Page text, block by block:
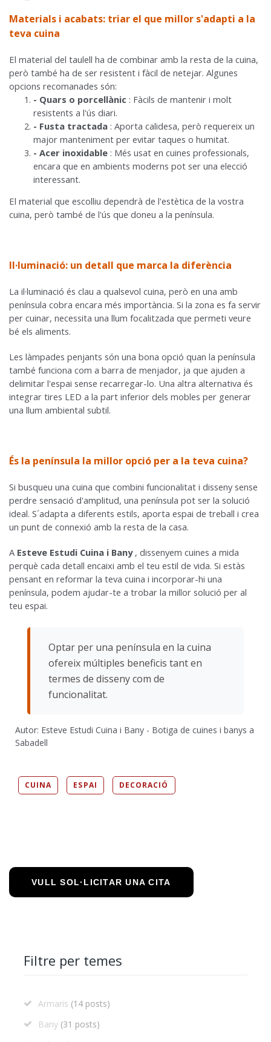
Materials i acabats: triar el que millor s'adapti a la
teva cuina
El material del taulell ha de combinar amb la resta de la cuina,
però també ha de ser resistent i fàcil de netejar. Algunes
opcions recomanades són:
- Quars o porcellànic : Fàcils de mantenir i molt
resistents a l'ús diari.
- Fusta tractada : Aporta calidesa, però requereix un
major manteniment per evitar taques o humitat.
- Acer inoxidable : Més usat en cuines professionals,
encara que en ambients moderns pot ser una elecció
interessant.
El material que escolliu dependrà de l'estètica de la vostra
cuina, però també de l'ús que doneu a la península.
Il·luminació: un detall que marca la diferència
La il·luminació és clau a qualsevol cuina, però en una amb
península cobra encara més importància. Si la zona es fa servir
per cuinar, necessita una llum focalitzada que permeti veure
bé els aliments.
Les làmpades penjants són una bona opció quan la península
també funciona com a barra de menjador, ja que ajuden a
delimitar l'espai sense recarregar-lo. Una altra alternativa és
integrar tires LED a la part inferior dels mobles per generar
una llum ambiental subtil.
És la península la millor opció per a la teva cuina?
Si busqueu una cuina que combini funcionalitat i disseny sense
perdre sensació d'amplitud, una península pot ser la solució
ideal. S´adapta a diferents estils, aporta espai de treball i crea
un punt de connexió amb la resta de la casa.
A Esteve Estudi Cuina i Bany , dissenyem cuines a mida
perquè cada detall encaixi amb el teu estil de vida. Si estàs
pensant en reformar la teva cuina i incorporar-hi una
península, podem ajudar-te a trobar la millor solució per al
teu espai.
Optar per una península en la cuina
ofereix múltiples beneficis tant en
termes de disseny com de
funcionalitat.
Autor: Esteve Estudi Cuina i Bany - Botiga de cuines i banys a
Sabadell
CUINA ESPAI DECORACIÓ
VULL SOL·LICITAR UNA CITA
Filtre per temes
Armaris (14 posts)
Bany (31 posts)